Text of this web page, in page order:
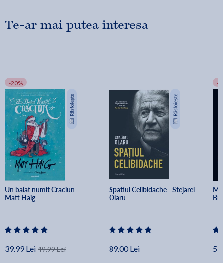
Te-ar mai putea interesa
-20%
Un baiat numit Craciun -
Matt Haig
39.99 Lei 49.99 Lei
Spatiul Celibidache - Stejarel
Olaru
89.00 Lei
-